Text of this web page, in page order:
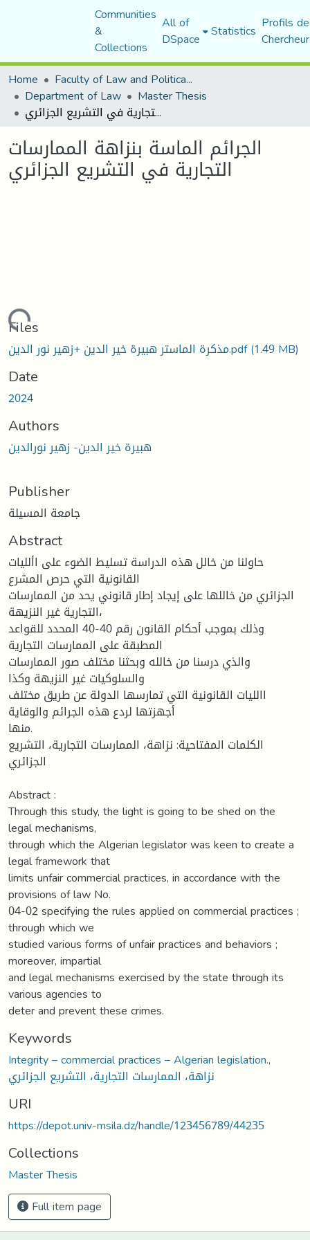
Communities
&
Collections
All of
DSpace Statistics Profils
Home
Faculty of Law and Political Science
Department of Law Master Thesis
الجرائم الماسة بنزاهة الممارسات التجارية في التشريع الجزائري
الجرائم الماسة بنزاهة الممارسات
التجارية في التشريع الجزائري
Files
مذكرة الماستر هبيرة خير الدين +زهير نور الدين.pdf(1.49 MB)
Date
2024
Authors
هبيرة خير الدين- زهير نورالدين
Publisher
جامعة المسيلة
Abstract
حاولنا من خالل هذه الدراسة تسليط الضوء على األليات
القانونية التي حرص المشرع
الجزائري من خاللها على إيجاد إطار قانوني يحد من الممارسات
التجارية غير النزيهة،
وذلك بموجب أحكام القانون رقم 40-40 المحدد للقواعد
المطبقة على الممارسات التجارية
والذي درسنا من خالله وبحثنا مختلف صور الممارسات
والسلوكيات غير النزيهة وكذا
االليات القانونية التي تمارسها الدولة عن طريق مختلف
أجهزتها لردع هذه الجرائم والوقاية
منها.
الكلمات المفتاحية: نزاهة، الممارسات التجارية، التشريع
الجزائري
Abstract :
Through this study, the light is going to be shed on the
legal mechanisms,
through which the Algerian legislator was keen to create a
legal framework that
limits unfair commercial practices, in accordance with the
provisions of law No.
04-02 specifying the rules applied on commercial practices ;
through which we
studied various forms of unfair practices and behaviors ;
moreover, impartial
and legal mechanisms exercised by the state through its
various agencies to
deter and prevent these crimes.
Keywords
Integrity – commercial practices – Algerian legislation.,
نزاهة، الممارسات التجارية، التشريع الجزائري
URI
https://depot.univ-msila.dz/handle/123456789/44235
Collections
Master Thesis
Full item page